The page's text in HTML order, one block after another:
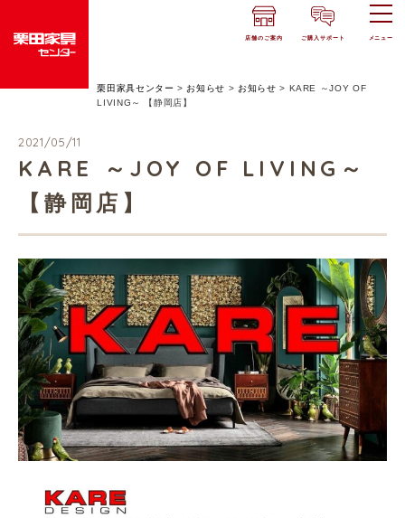
店舗のご案内 ご購入サポート メニュー
栗田家具センター > お知らせ > お知らせ > KARE ～JOY OF
LIVING～ 【静岡店】
2021/05/11
KARE ～JOY OF LIVING～
【静岡店】